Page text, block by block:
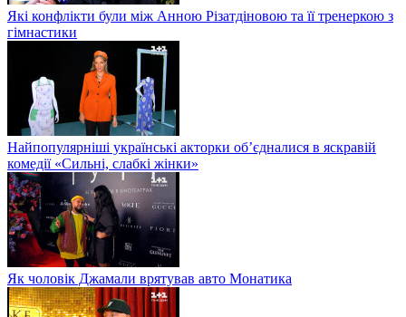
Які конфлікти були між Анною Різатдіновою та її тренеркою з
гімнастики
Найпопулярніші українські акторки об’єдналися в яскравій
комедії «Сильні, слабкі жінки»
Як чоловік Джамали врятував авто Монатика